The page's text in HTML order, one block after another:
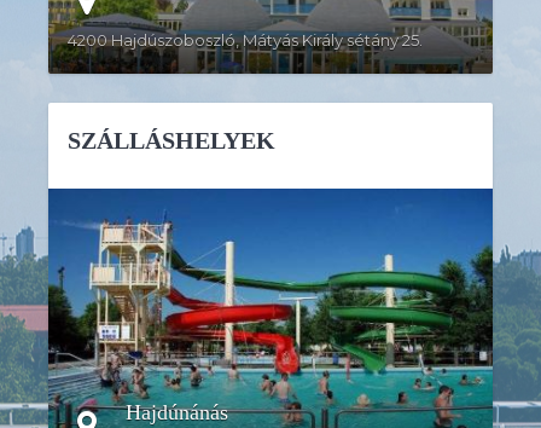
4200 Hajdúszoboszló, Mátyás Király sétány 25.
SZÁLLÁSHELYEK
RÉSZLETEK
Hajdúnánás